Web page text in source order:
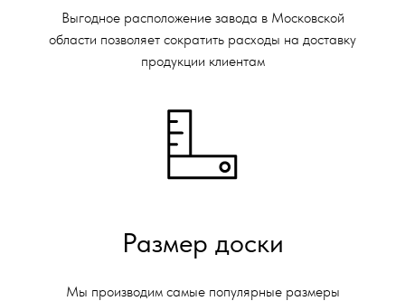
Выгодное расположение завода в Московской
области позволяет сократить расходы на доставку
продукции клиентам
Размер доски
Мы производим самые популярные размеры